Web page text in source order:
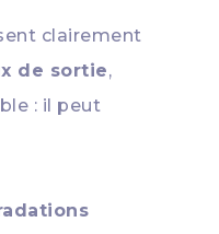
clairement
de sortie,
: il peut